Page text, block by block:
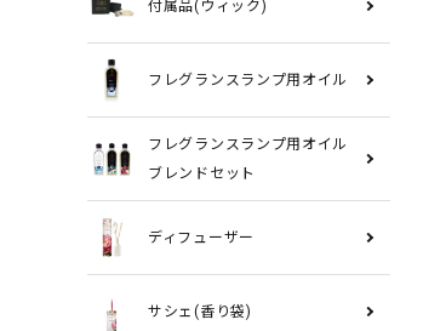
付属品(ウィック)
フレグランスランプ用オイル
フレグランスランプ用オイル
ブレンドセット
ディフューザー
サシェ(香り袋)